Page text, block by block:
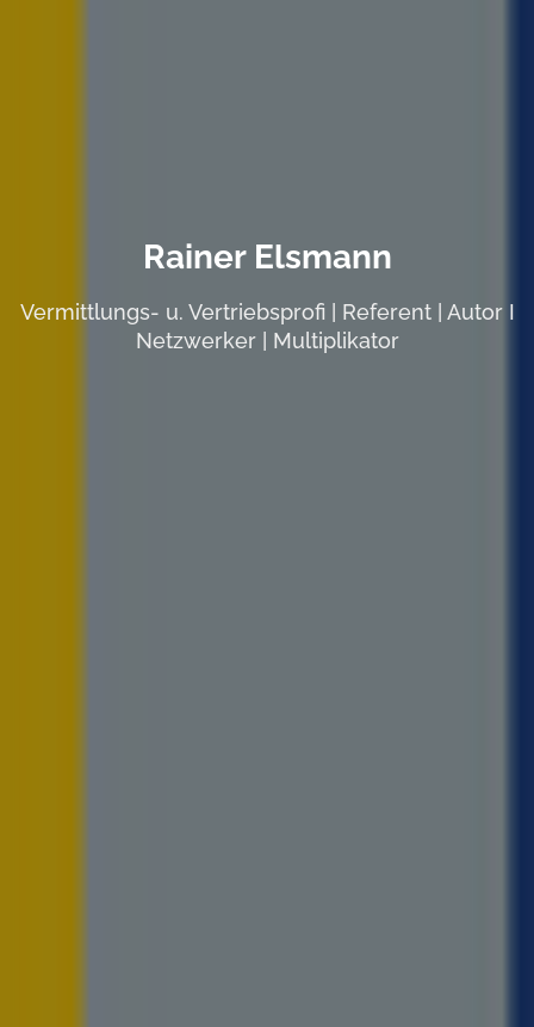
Rainer Elsmann
Vermittlungs- u. Vertriebsprofi | Referent | Autor I
Netzwerker | Multiplikator